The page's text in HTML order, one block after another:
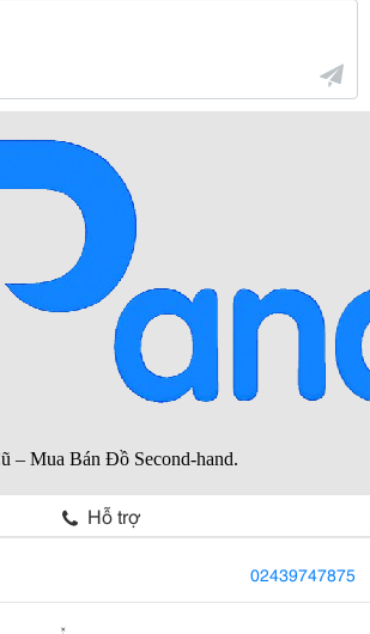
Hỗ trợ
02439747875